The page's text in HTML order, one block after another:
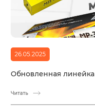
26.05.2025
Обновленная
Читать